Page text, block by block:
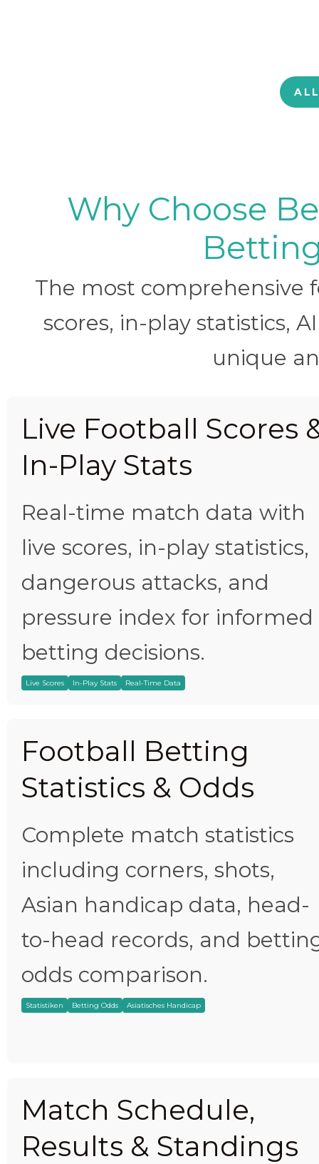
Why Choose
The most
scores, in-play statistics,
unique
Live Football Scores
In-Play Stats
Real-time match data with
live scores, in-play statistics,
dangerous attacks, and
pressure index for informed
betting decisions.
Live Scores In-Play Stats Real-Time Data
Football Betting
Statistics & Odds
Complete match statistics
including corners, shots,
Asian handicap data, head-
to-head records, and
odds comparison.
Statistiken Betting Odds Asiatisches Handicap
Match Schedule,
Results & Standings